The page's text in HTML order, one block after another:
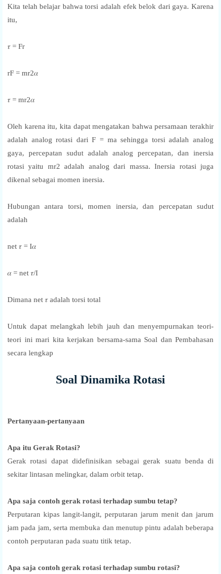
Kita telah belajar bahwa torsi adalah efek belok dari gaya. Karena
itu,
𝜏 = Fr
rF = mr2𝛼
𝜏 = mr2𝛼
Oleh karena itu, kita dapat mengatakan bahwa persamaan terakhir
adalah analog rotasi dari F = ma sehingga torsi adalah analog
gaya, percepatan sudut adalah analog percepatan, dan inersia
rotasi yaitu mr2 adalah analog dari massa. Inersia rotasi juga
dikenal sebagai momen inersia.
Hubungan antara torsi, momen inersia, dan percepatan sudut
adalah
net 𝜏 = I𝛼
𝛼 = net 𝜏/I
Dimana net 𝜏 adalah torsi total
Untuk dapat melangkah lebih jauh dan menyempurnakan teori-
teori ini mari kita kerjakan bersama-sama Soal dan Pembahasan
secara lengkap
Soal Dinamika Rotasi
Pertanyaan-pertanyaan
Apa itu Gerak Rotasi?
Gerak rotasi dapat didefinisikan sebagai gerak suatu benda di
sekitar lintasan melingkar, dalam orbit tetap.
Apa saja contoh gerak rotasi terhadap sumbu tetap?
Perputaran kipas langit-langit, perputaran jarum menit dan jarum
jam pada jam, serta membuka dan menutup pintu adalah beberapa
contoh perputaran pada suatu titik tetap.
Apa saja contoh gerak rotasi terhadap sumbu rotasi?